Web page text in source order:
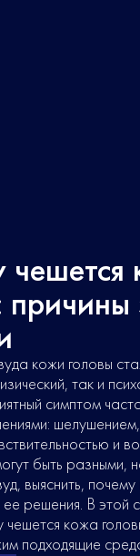
чешется
причины
кожи головы
так и
симптом
и
быть разными,
выяснить,
решения. В этой
кожа
подходящие